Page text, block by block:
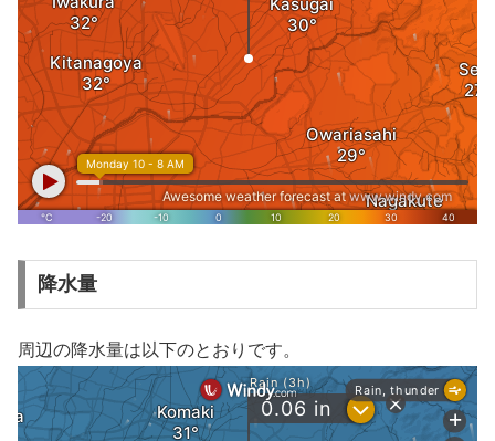
降水量
周辺の降水量は以下のとおりです。